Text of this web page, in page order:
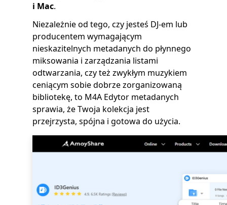
i Mac.
Niezależnie od tego, czy jesteś DJ-em lub
producentem wymagającym
nieskazitelnych metadanych do płynnego
miksowania i zarządzania listami
odtwarzania, czy też zwykłym muzykiem
ceniącym sobie dobrze zorganizowaną
bibliotekę, to M4A Edytor metadanych
sprawia, że Twoja kolekcja jest
przejrzysta, spójna i gotowa do użycia.